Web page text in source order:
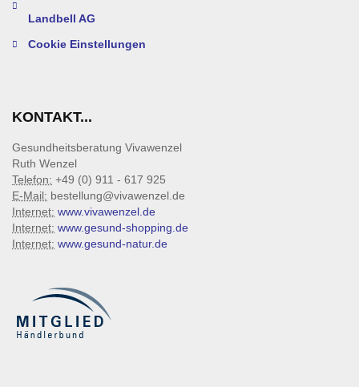
Landbell AG
Cookie Einstellungen
KONTAKT...
Gesundheitsberatung Vivawenzel
Ruth Wenzel
Telefon: +49 (0) 911 - 617 925
E-Mail: bestellung@vivawenzel.de
Internet: www.vivawenzel.de
Internet: www.gesund-shopping.de
Internet: www.gesund-natur.de